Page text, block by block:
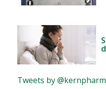
Tweets by